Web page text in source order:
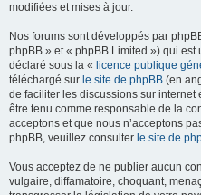
modifiées et mises à jour.
Nos forums sont développés par
phpBB » et « phpBB Limited ») qui
déclaré sous la « licence publique
téléchargé sur le site de phpBB (en
de faciliter les discussions sur
être tenu comme responsable de la
acceptons et que nous n’acceptons
phpBB, veuillez consulter le site de
Vous acceptez de ne publier aucun
vulgaire, diffamatoire, choquant,